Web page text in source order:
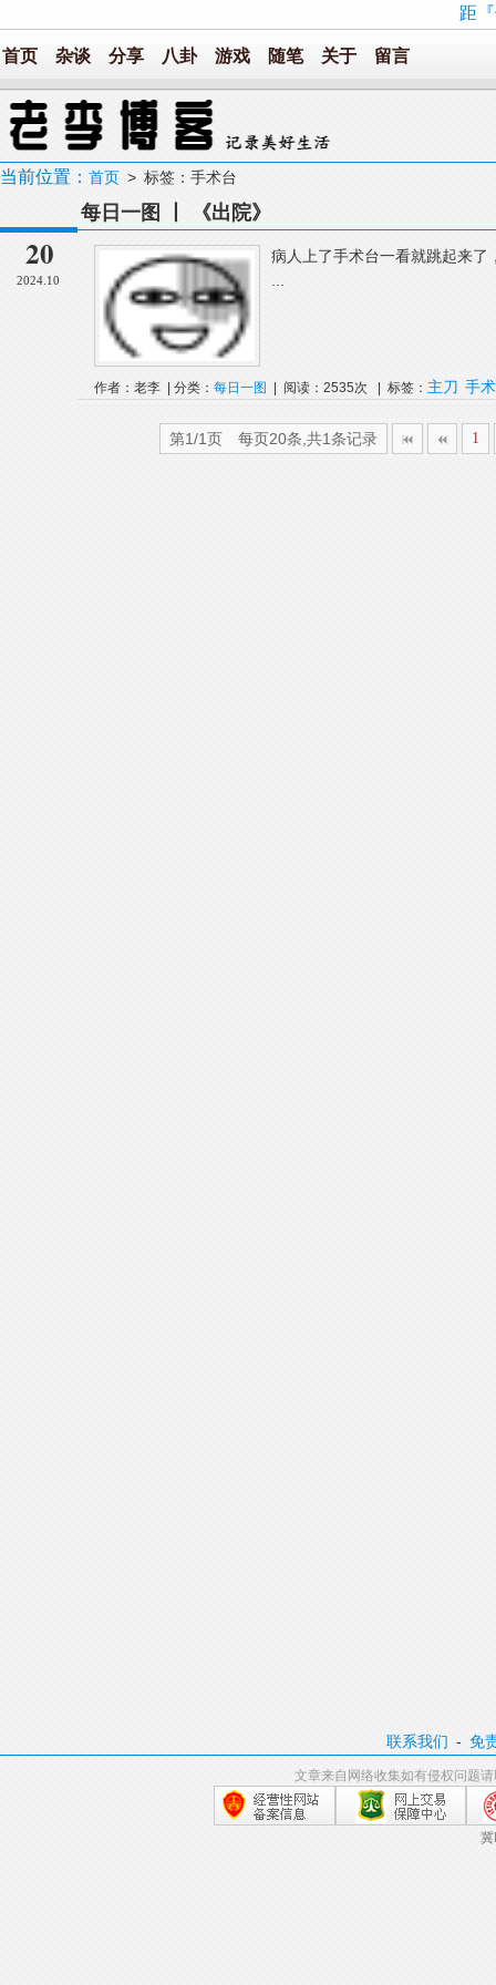
距
首页 杂谈 分享 八卦 游戏 随笔 关于 留言
当前位置： 首页 > 标签：手术台
20
2024.10
每日一图 丨 《出院》
病人上了手术台一看就跳起来了
作者：老李 | 分类： 每日一图 | 阅读：2535次 | 标签： 主刀 手
第1/1页 每页20条,共1条记录 1
联系我们 -免
文章来自网络收集如有侵权问题